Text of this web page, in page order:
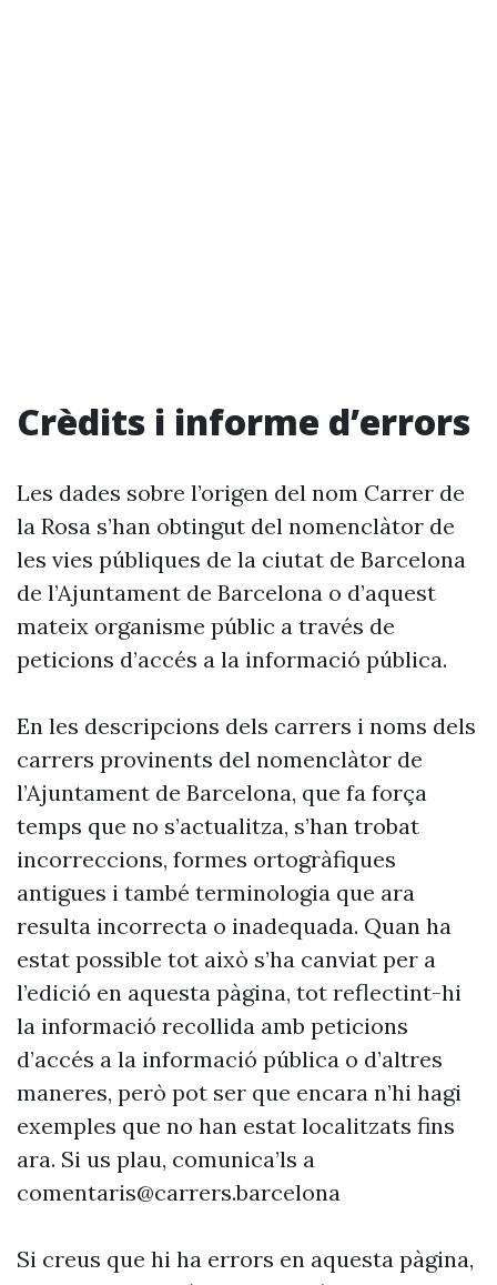
Crèdits i informe d’errors
Les dades sobre l’origen del nom Carrer de
la Rosa s’han obtingut del nomenclàtor de
les vies públiques de la ciutat de Barcelona
de l’Ajuntament de Barcelona o d’aquest
mateix organisme públic a través de
peticions d’accés a la informació pública.
En les descripcions dels carrers i noms dels
carrers provinents del nomenclàtor de
l’Ajuntament de Barcelona, que fa força
temps que no s’actualitza, s’han trobat
incorreccions, formes ortogràfiques
antigues i també terminologia que ara
resulta incorrecta o inadequada. Quan ha
estat possible tot això s’ha canviat per a
l’edició en aquesta pàgina, tot reflectint-hi
la informació recollida amb peticions
d’accés a la informació pública o d’altres
maneres, però pot ser que encara n’hi hagi
exemples que no han estat localitzats fins
ara. Si us plau, comunica’ls a
comentaris@carrers.barcelona
Si creus que hi ha errors en aquesta pàgina,